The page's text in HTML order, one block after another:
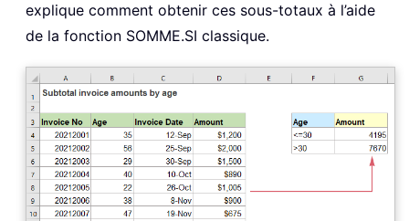
explique comment obtenir ces sous-totaux à l’aide
de la fonction SOMME.SI classique.